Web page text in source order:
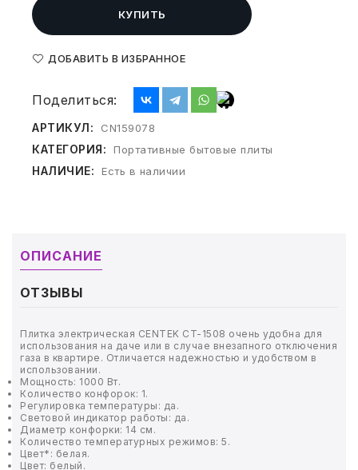
СРЕДСТВА ИНДИВИД. ЗАЩИТЫ
(СИЗ)
ТОВАРЫ ДЛЯ МЕДИЦИНЫ
КАНЦТОВАРЫ
ШКОЛА
ПРОДУКТЫ ПИТАНИЯ
УПАКОВКА
ХОЗТОВАРЫ
БУМАГА
КУПИТЬ
ДОБАВИТЬ В ИЗБРАННОЕ
Поделиться:
АРТИКУЛ: CN159078
КАТЕГОРИЯ: Портативные бытовые плиты
НАЛИЧИЕ: Есть в наличии
ОПИСАНИЕ
ОТЗЫВЫ
Плитка электрическая CENTEK CT-1508 очень удобна для
использования на даче или в случае внезапного отключения
газа в квартире. Отличается надежностью и удобством в
использовании.
Мощность: 1000 Вт.
Количество конфорок: 1.
Регулировка температуры: да.
Световой индикатор работы: да.
Диаметр конфорки: 14 см.
Количество температурных режимов: 5.
Цвет*: белая.
Цвет: белый.